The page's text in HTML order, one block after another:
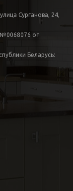
Сурганова, 24,
№0068076 от
Беларусь: